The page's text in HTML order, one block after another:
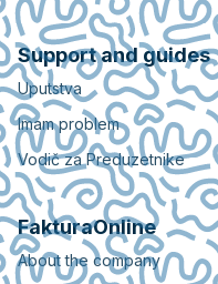
Support and guides
Uputstva
Imam problem
Vodič za Preduzetnike
FakturaOnline
About the company